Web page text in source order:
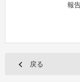
報
戻る